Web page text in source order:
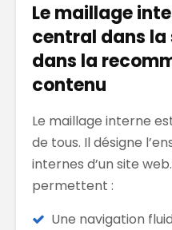
Le maillage
central dans la
dans la
contenu
Le maillage interne
de tous. Il désigne
internes d’un site
permettent :
Une navigation